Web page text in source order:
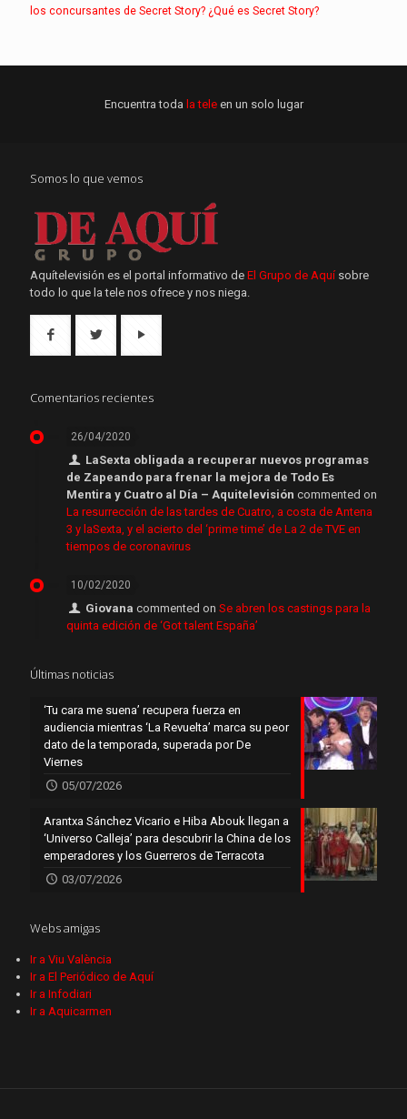
los concursantes de Secret Story? ¿Qué es Secret Story?
Encuentra toda la tele en un solo lugar
Somos lo que vemos
Aquítelevisión es el portal informativo de El Grupo de Aquí sobre
todo lo que la tele nos ofrece y nos niega.
Comentarios recientes
26/04/2020
LaSexta obligada a recuperar nuevos programas
de Zapeando para frenar la mejora de Todo Es
Mentira y Cuatro al Día – Aquitelevisión commented on
La resurrección de las tardes de Cuatro, a costa de Antena
3 y laSexta, y el acierto del ‘prime time’ de La 2 de TVE en
tiempos de coronavirus
10/02/2020
Giovana commented onSe abren los castings para la
quinta edición de ‘Got talent España’
Últimas noticias
‘Tu cara me suena’ recupera fuerza en
audiencia mientras ‘La Revuelta’ marca su peor
dato de la temporada, superada por De
Viernes
05/07/2026
Arantxa Sánchez Vicario e Hiba Abouk llegan a
‘Universo Calleja’ para descubrir la China de los
emperadores y los Guerreros de Terracota
03/07/2026
Webs amigas
Ir a Viu València
Ir a El Periódico de Aquí
Ir a Infodiari
Ir a Aquicarmen